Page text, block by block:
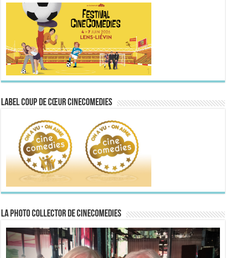
Label Coup de Cœur CineComedies
La Photo collector de CineComedies